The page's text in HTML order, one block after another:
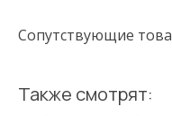
Сопутствующие
Также смотрят: